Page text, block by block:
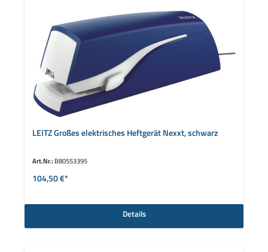
LEITZ Großes elektrisches Heftgerät Nexxt, schwarz
Art.Nr.: B80553395
104,50 €*
Details